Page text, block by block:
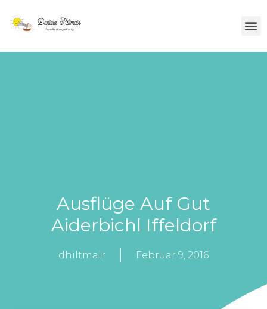
Ausflüge Auf Gut
Aiderbichl Iffeldorf
dhiltmair Februar 9, 2016